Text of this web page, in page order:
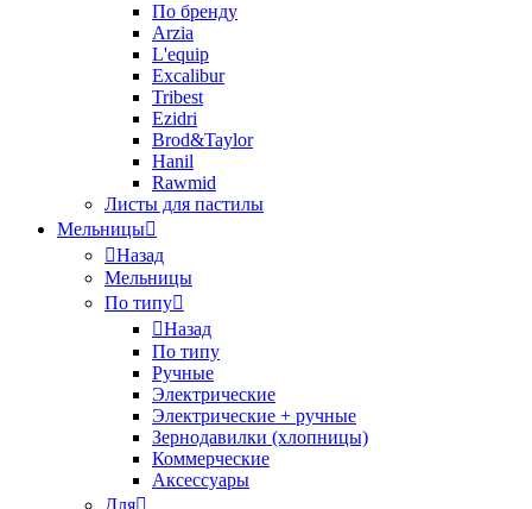
По бренду
Arzia
L'equip
Excalibur
Tribest
Ezidri
Brod&Taylor
Hanil
Rawmid
Листы для пастилы
Мельницы
Назад
Мельницы
По типу
Назад
По типу
Ручные
Электрические
Электрические + ручные
Зернодавилки (хлопницы)
Коммерческие
Аксессуары
Для